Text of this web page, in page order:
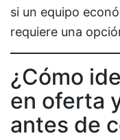
si un equipo
requiere una
¿Cómo
en oferta
antes de